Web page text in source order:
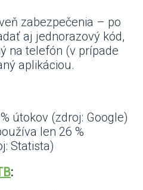
zabezpečenia – po
aj jednorazový kód,
na telefón (v prípade
aplikáciou.
útokov (zdroj: Google)
len 26 %
Statista)
: